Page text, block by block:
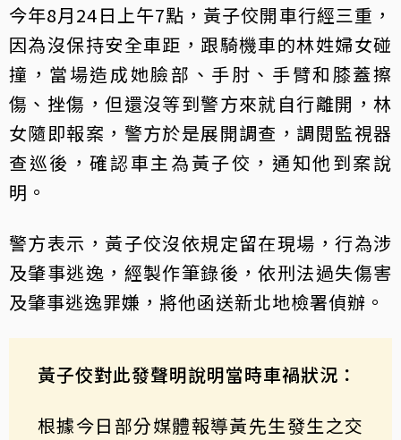
今年8月24日上午7點，黃子佼開車行經三重，
因為沒保持安全車距，跟騎機車的林姓婦女碰
撞，當場造成她臉部、手肘、手臂和膝蓋擦
傷、挫傷，但還沒等到警方來就自行離開，林
女隨即報案，警方於是展開調查，調閱監視器
查巡後，確認車主為黃子佼，通知他到案說
明。
警方表示，黃子佼沒依規定留在現場，行為涉
及肇事逃逸，經製作筆錄後，依刑法過失傷害
及肇事逃逸罪嫌，將他函送新北地檢署偵辦。
黃子佼對此發聲明說明當時車禍狀況：
根據今日部分媒體報導黃先生發生之交